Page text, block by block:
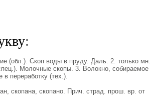
(обл.). Скоп воды в пруду. Даль. 2. только мн.
Молочные скопы. 3. Волокно, собираемое
переработку (тех.).
скопана, скопано. Прич. страд. прош. вр. от